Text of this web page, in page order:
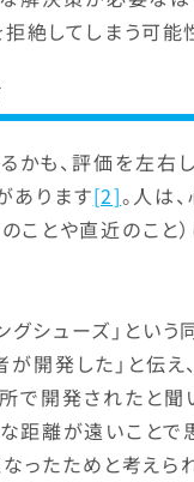
絶してしまう可能
も、評価を左右
あります[2]。人は
ことや直近のこ
シューズ」という
開発した」と伝
で開発されたと聞
距離が遠いことで
ったためと考えら